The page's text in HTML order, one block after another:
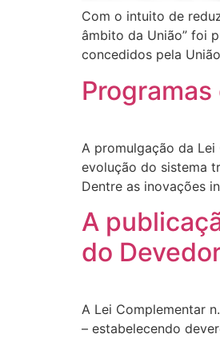
Com o intuito de
âmbito da União” foi
concedidos pela
A promulgação da
evolução do sistema
Dentre as inovações
A
do
A Lei Complementar
– estabelecendo